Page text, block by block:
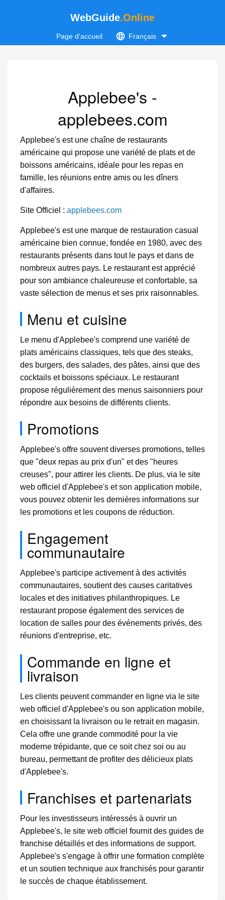
WebGuide.Online
Page d'accueil Français
Applebee's -
applebees.com
Applebee's est une chaîne de restaurants
américaine qui propose une variété de plats et de
boissons américains, idéale pour les repas en
famille, les réunions entre amis ou les dîners
d'affaires.
Site Officiel : applebees.com
Applebee's est une marque de restauration casual
américaine bien connue, fondée en 1980, avec des
restaurants présents dans tout le pays et dans de
nombreux autres pays. Le restaurant est apprécié
pour son ambiance chaleureuse et confortable, sa
vaste sélection de menus et ses prix raisonnables.
Menu et cuisine
Le menu d'Applebee's comprend une variété de
plats américains classiques, tels que des steaks,
des burgers, des salades, des pâtes, ainsi que des
cocktails et boissons spéciaux. Le restaurant
propose régulièrement des menus saisonniers pour
répondre aux besoins de différents clients.
Promotions
Applebee's offre souvent diverses promotions, telles
que "deux repas au prix d'un" et des "heures
creuses", pour attirer les clients. De plus, via le site
web officiel d'Applebee's et son application mobile,
vous pouvez obtenir les dernières informations sur
les promotions et les coupons de réduction.
Engagement
communautaire
Applebee's participe activement à des activités
communautaires, soutient des causes caritatives
locales et des initiatives philanthropiques. Le
restaurant propose également des services de
location de salles pour des événements privés, des
réunions d'entreprise, etc.
Commande en ligne et
livraison
Les clients peuvent commander en ligne via le site
web officiel d'Applebee's ou son application mobile,
en choisissant la livraison ou le retrait en magasin.
Cela offre une grande commodité pour la vie
moderne trépidante, que ce soit chez soi ou au
bureau, permettant de profiter des délicieux plats
d'Applebee's.
Franchises et partenariats
Pour les investisseurs intéressés à ouvrir un
Applebee's, le site web officiel fournit des guides de
franchise détaillés et des informations de support.
Applebee's s'engage à offrir une formation complète
et un soutien technique aux franchisés pour garantir
le succès de chaque établissement.